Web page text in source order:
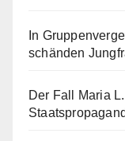
In
schänden
Der Fall Maria